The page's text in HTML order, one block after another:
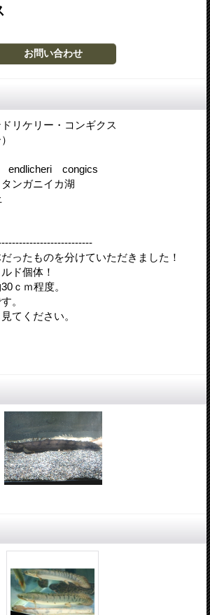
リケリー・コンギクス
endlicheri congics
ンガニイカ湖
ったものを分けていただきました！
ド個体！
ｃｍ程度。
。
てください。